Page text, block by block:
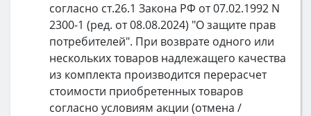
согласно ст.26.1 Закона РФ от 07.02.1992 N
2300-1 (ред. от 08.08.2024) "О защите прав
потребителей". При возврате одного или
нескольких товаров надлежащего качества
из комплекта производится перерасчет
стоимости приобретенных товаров
согласно условиям акции (отмена /